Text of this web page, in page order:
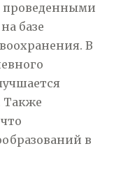
проведенными
базе
В
Также
в